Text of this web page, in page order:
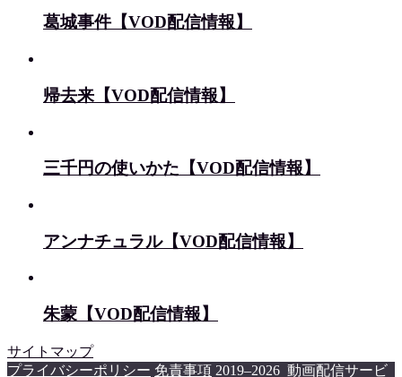
葛城事件【VOD配信情報】
帰去来【VOD配信情報】
三千円の使いかた【VOD配信情報】
アンナチュラル【VOD配信情報】
朱蒙【VOD配信情報】
サイトマップ
プライバシーポリシー 免責事項 2019–2026 動画配信サービ